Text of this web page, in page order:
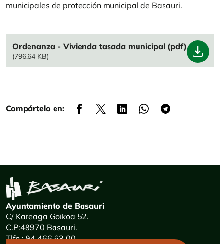
municipales de protección municipal de Basauri.
File
Ordenanza - Vivienda tasada municipal (pdf)
(796.64 KB)
Compártelo en:
Ayuntamiento de Basauri
C/ Kareaga Goikoa 52.
C.P:48970 Basauri.
Tlfn.: 94 466 63 00